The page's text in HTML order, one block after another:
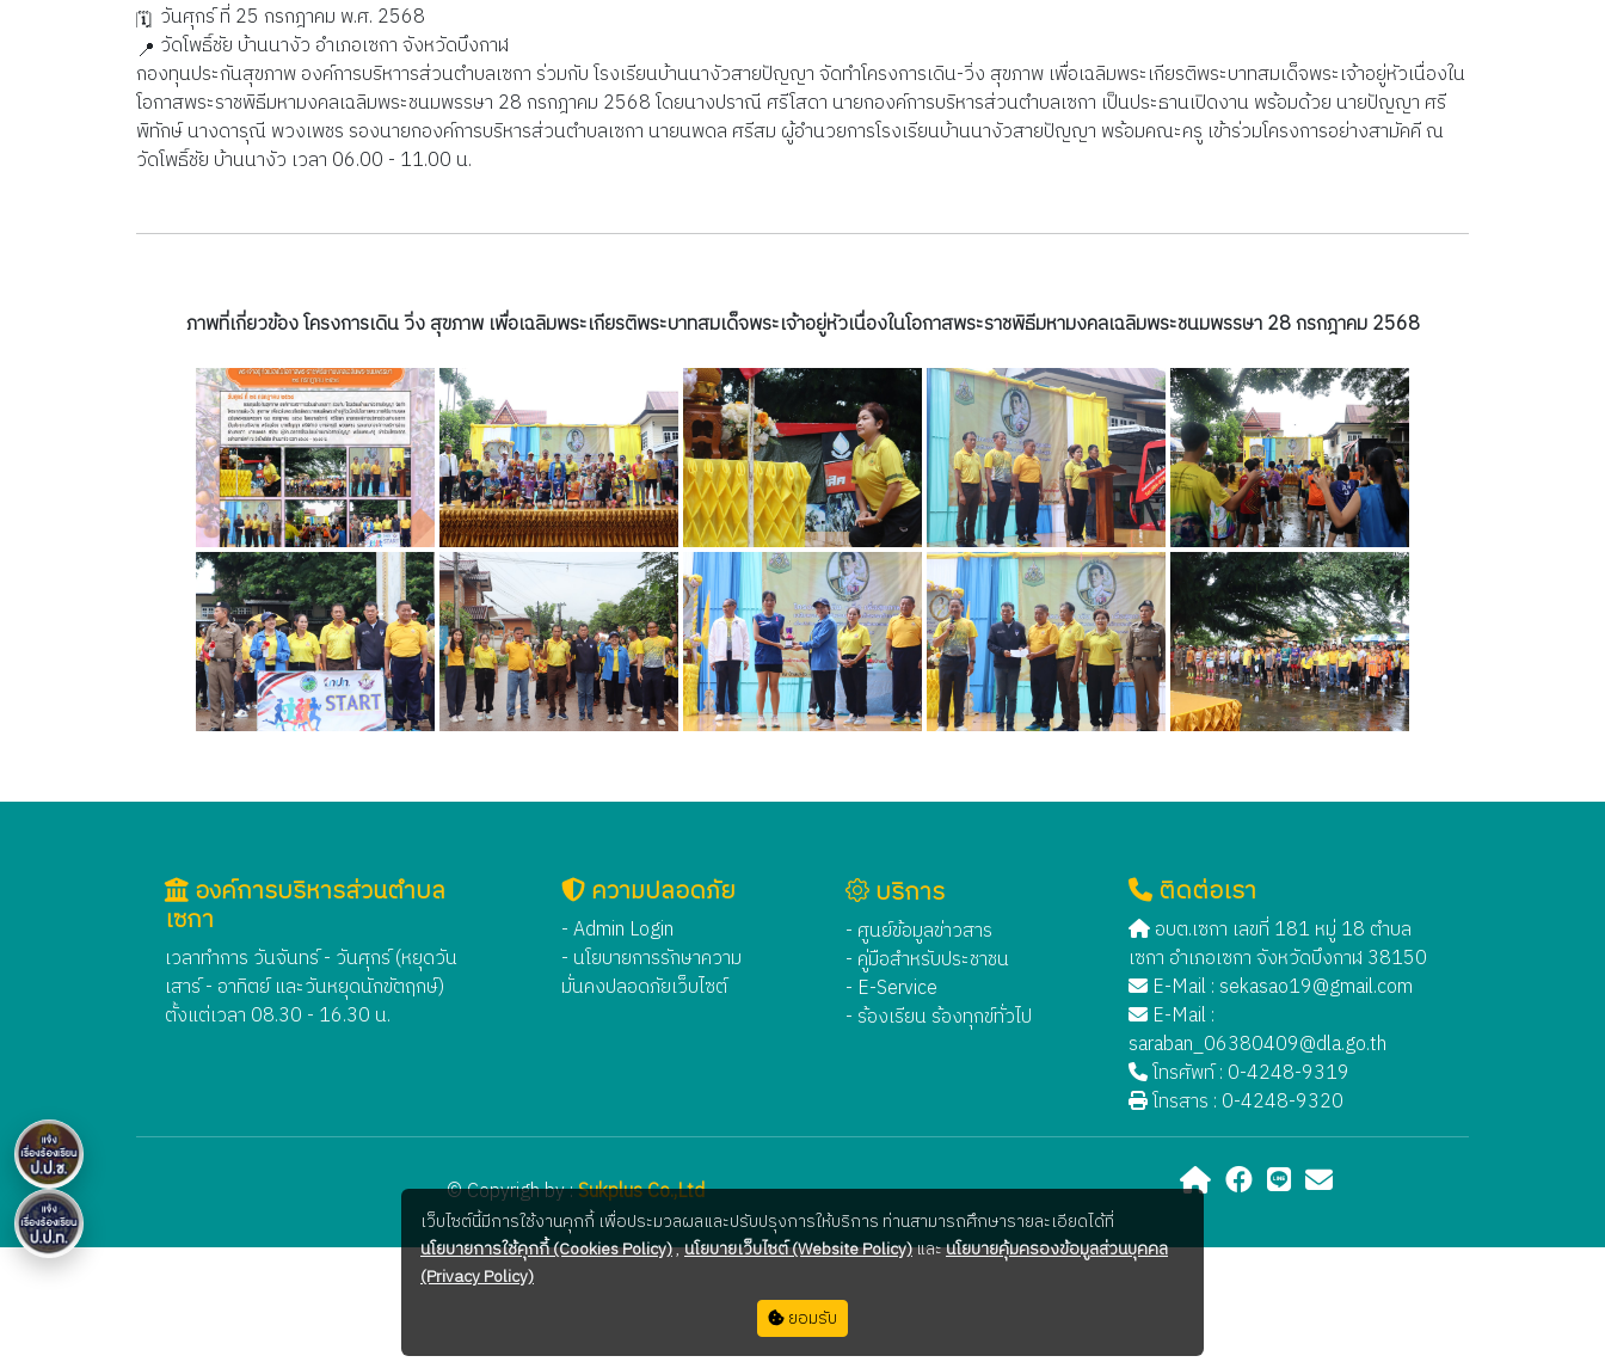
วันศุกร์ ที่ 25 กรกฎาคม พ.ศ. 2568
วัดโพธิ์ชัย บ้านนางัว อำเภอเซกา จังหวัดบึงกาฬ
กองทุนประกันสุขภาพ องค์การบริหาารส่วนตำบลเซกา ร่วมกับ โรงเรียนบ้านนางัวสายปัญญา จัดทำโครงการเดิน-วิ่ง สุขภาพ เพื่อเฉลิมพระเกียรติพระบาทสมเด็จพระเจ้าอยู่หัวเนื่องใน
โอกาสพระราชพิธีมหามงคลเฉลิมพระชนมพรรษา 28 กรกฎาคม 2568 โดยนางปราณี ศรีโสดา นายกองค์การบริหารส่วนตำบลเซกา เป็นประธานเปิดงาน พร้อมด้วย นายปัญญา ศรี
พิทักษ์ นางดารุณี พวงเพชร รองนายกองค์การบริหารส่วนตำบลเซกา นายนพดล ศรีสม ผู้อำนวยการโรงเรียนบ้านนางัวสายปัญญา พร้อมคณะครู เข้าร่วมโครงการอย่างสามัคคี ณ
วัดโพธิ์ชัย บ้านนางัว เวลา 06.00 - 11.00 น.
ภาพที่เกี่ยวข้อง โครงการเดิน วิ่ง สุขภาพ เพื่อเฉลิมพระเกียรติพระบาทสมเด็จพระเจ้าอยู่หัวเนื่องในโอกาสพระราชพิธีมหามงคลเฉลิมพระชนมพรรษา 28 กรกฎาคม 2568
องค์การบริหารส่วนตำบล
เซกา
เวลาทำการ วันจันทร์ - วันศุกร์ (หยุดวัน
เสาร์ - อาทิตย์ และวันหยุดนักขัตฤกษ์)
ตั้งแต่เวลา 08.30 - 16.30 น.
ความปลอดภัย
- Admin Login
- นโยบายการรักษาความ
มั่นคงปลอดภัยเว็บไซต์
บริการ
- ศูนย์ข้อมูลข่าวสาร
- คู่มือสำหรับประชาชน
- E-Service
- ร้องเรียน ร้องทุกข์ทั่วไป
ติดต่อเรา
อบต.เซกา เลขที่ 181 หมู่ 18 ตำบล
เซกา อำเภอเซกา จังหวัดบึงกาฬ 38150
E-Mail : sekasao19@gmail.com
E-Mail :
saraban_06380409@dla.go.th
โทรศัพท์ : 0-4248-9319
โทรสาร : 0-4248-9320
© Copyrigh by :Sukplus Co.,Ltd
เว็บไซต์นี้มีการใช้งานคุกกี้ เพื่อประมวลผลและปรับปรุงการให้บริการ ท่านสามารถศึกษารายละเอียดได้ที่
นโยบายการใช้คุกกี้ (Cookies Policy),นโยบายเว็บไซต์ (Website Policy)และนโยบายคุ้มครองข้อมูลส่วนบุคคล
(Privacy Policy)
ยอมรับ